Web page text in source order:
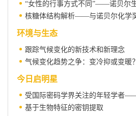
环境与生态
跟踪气候变化的新技术和新理念
气候变化趋势之争：变冷抑或变暖？
今日启明星
基于生物特征的密钥提取